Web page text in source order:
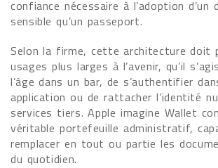
confiance nécessaire à l’adoption d’un
sensible qu’un passeport.
Selon la firme, cette architecture doit
usages plus larges à l’avenir, qu’il
l’âge dans un bar, de s’authentifier
application ou de rattacher l’identité
services tiers. Apple imagine Wallet
véritable portefeuille administratif,
remplacer en tout ou partie les
du quotidien.